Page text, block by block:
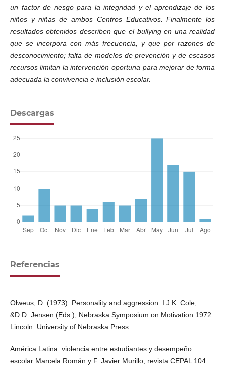
un factor de riesgo para la integridad y el aprendizaje de los
niños y niñas de ambos Centros Educativos. Finalmente los
resultados obtenidos describen que el bullying en una realidad
que se incorpora con más frecuencia, y que por razones de
desconocimiento; falta de modelos de prevención y de escasos
recursos limitan la intervención oportuna para mejorar de forma
adecuada la convivencia e inclusión escolar.
Descargas
Referencias
Olweus, D. (1973). Personality and aggression. I J.K. Cole,
&D.D. Jensen (Eds.), Nebraska Symposium on Motivation 1972.
Lincoln: University of Nebraska Press.
América Latina: violencia entre estudiantes y desempeño
escolar Marcela Román y F. Javier Murillo, revista CEPAL 104.